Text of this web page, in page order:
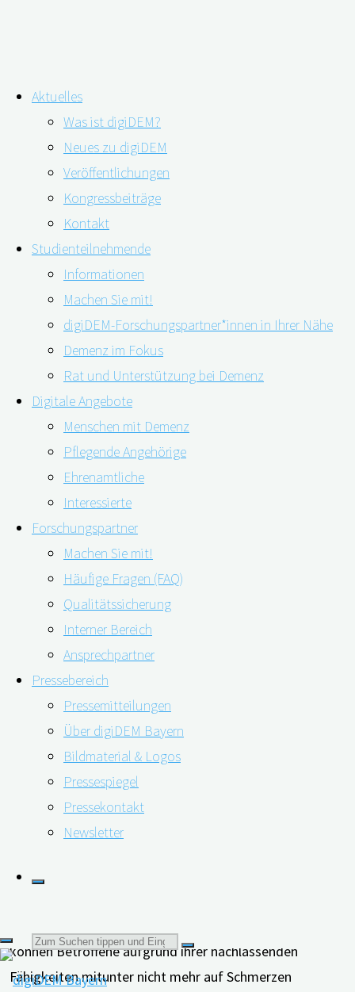
Inhalt
springen
Aktuelles
Was ist digiDEM?
Neues zu digiDEM
Veröffentlichungen
Kongressbeiträge
Kontakt
Studienteilnehmende
Informationen
Machen Sie mit!
digiDEM-Forschungspartner*innen in Ihrer Nähe
Demenz im Fokus
Rat und Unterstützung bei Demenz
Digitale Angebote
Menschen mit Demenz
Pflegende Angehörige
Ehrenamtliche
Interessierte
Forschungspartner
Machen Sie mit!
Häufige Fragen (FAQ)
Qualitätssicherung
Interner Bereich
Ansprechpartner
Pressebereich
Pressemitteilungen
Über digiDEM Bayern
Bildmaterial & Logos
Pressespiegel
Pressekontakt
Newsletter
Suchen
Schmerz und Demenz: Was bringen
Schulungsprogramme für
Pflegekräfte und Ärzt*innen?
09.07.2021
Wie Schmerzen bei Menschen mit Demenz erkannt
und behandelt werden, hängt auch davon ab, wo
und von wem sie versorgt werden. Können gezielte
Maßnahmen für Pflegekräfte und Ärzt*innen den
Umgang mit den Beschwerden der Betroffenen
verbessern? Diese Frage steht im Mittelpunkt einer
Übersichtsarbeit von australischen Forscher*innen.
Für das Personal in Pflegeeinrichtungen und
von Schmerzen bei Menschen mit Demenz eine große
können Betroffene aufgrund ihrer nachlassenden
Fähigkeiten mitunter nicht mehr auf Schmerzen